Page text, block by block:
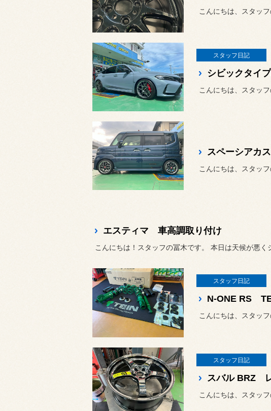
スタッフ日記
エスティマ 車高調取り付け
こんにちは！スタッフの冨木です。 本日は天候が悪く
スタッフ日記
こんにちは、スタッ
スタッフ日記